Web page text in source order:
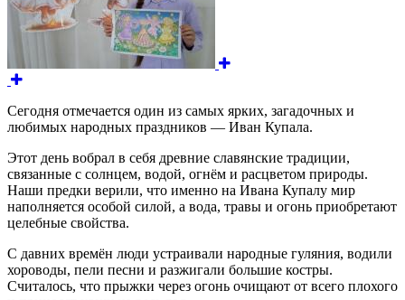
Сегодня отмечается один из самых ярких, загадочных и
любимых народных праздников — Иван Купала.
Этот день вобрал в себя древние славянские традиции,
связанные с солнцем, водой, огнём и расцветом природы.
Наши предки верили, что именно на Ивана Купалу мир
наполняется особой силой, а вода, травы и огонь приобретают
целебные свойства.
С давних времён люди устраивали народные гуляния, водили
хороводы, пели песни и разжигали большие костры.
Считалось, что прыжки через огонь очищают от всего плохого